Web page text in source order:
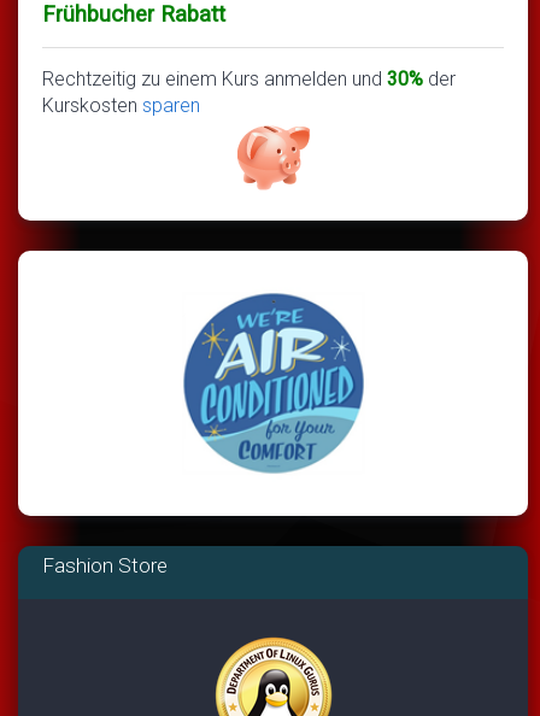
Frühbucher Rabatt
Rechtzeitig zu einem Kurs anmelden und 30% der
Kurskosten sparen
Fashion Store